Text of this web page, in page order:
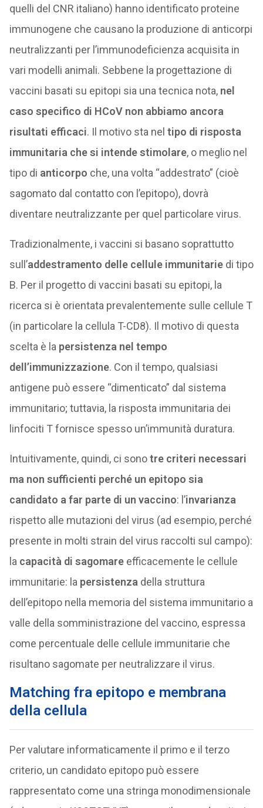
quelli del CNR italiano) hanno identificato proteine
immunogene che causano la produzione di anticorpi
neutralizzanti per l’immunodeficienza acquisita in
vari modelli animali. Sebbene la progettazione di
vaccini basati su epitopi sia una tecnica nota, nel
caso specifico di HCoV non abbiamo ancora
risultati efficaci. Il motivo sta nel tipo di risposta
immunitaria che si intende stimolare, o meglio nel
tipo di anticorpo che, una volta “addestrato” (cioè
sagomato dal contatto con l’epitopo), dovrà
diventare neutralizzante per quel particolare virus.
Tradizionalmente, i vaccini si basano soprattutto
sull’addestramento delle cellule immunitariedi tipo
B. Per il progetto di vaccini basati su epitopi, la
ricerca si è orientata prevalentemente sulle cellule T
(in particolare la cellula T-CD8). Il motivo di questa
scelta è la persistenza nel tempo
dell’immunizzazione. Con il tempo, qualsiasi
antigene può essere “dimenticato” dal sistema
immunitario; tuttavia, la risposta immunitaria dei
linfociti T fornisce spesso un’immunità duratura.
Intuitivamente, quindi, ci sonotre criteri necessari
ma non sufficienti perché un epitopo sia
candidato a far parte di un vaccino: l’invarianza
rispetto alle mutazioni del virus (ad esempio, perché
presente in molti strain del virus raccolti sul campo):
la capacità di sagomareefficacemente le cellule
immunitarie: la persistenza della struttura
dell’epitopo nella memoria del sistema immunitario a
valle della somministrazione del vaccino, espressa
come percentuale delle cellule immunitarie che
risultano sagomate per neutralizzare il virus.
Matching fra epitopo e membrana
della cellula
Per valutare informaticamente il primo e il terzo
criterio, un candidato epitopo può essere
rappresentato come una stringa monodimensionale